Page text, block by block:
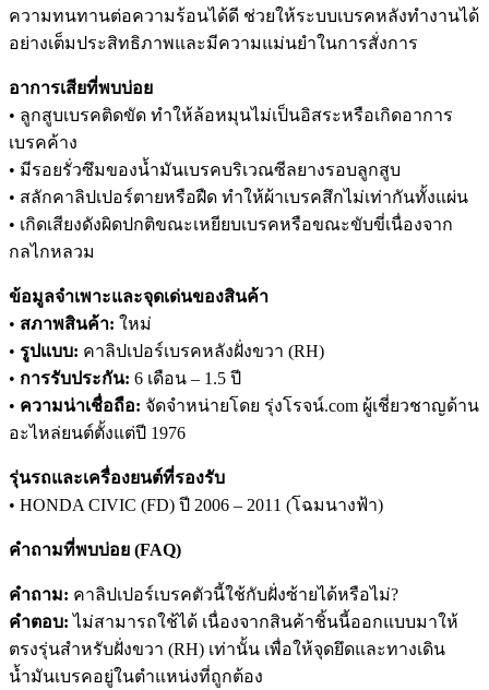
ความทนทานต่อความร้อนได้ดี ช่วยให้ระบบเบรคหลังทำงานได้
อย่างเต็มประสิทธิภาพและมีความแม่นยำในการสั่งการ
อาการเสียที่พบบ่อย
• ลูกสูบเบรคติดขัด ทำให้ล้อหมุนไม่เป็นอิสระหรือเกิดอาการ
เบรคค้าง
• มีรอยรั่วซึมของน้ำมันเบรคบริเวณซีลยางรอบลูกสูบ
• สลักคาลิปเปอร์ตายหรือฝืด ทำให้ผ้าเบรคสึกไม่เท่ากันทั้งแผ่น
• เกิดเสียงดังผิดปกติขณะเหยียบเบรคหรือขณะขับขี่เนื่องจาก
กลไกหลวม
ข้อมูลจำเพาะและจุดเด่นของสินค้า
• สภาพสินค้า: ใหม่
• รูปแบบ: คาลิปเปอร์เบรคหลังฝั่งขวา (RH)
• การรับประกัน: 6 เดือน – 1.5 ปี
• ความน่าเชื่อถือ: จัดจำหน่ายโดย รุ่งโรจน์.com ผู้เชี่ยวชาญด้าน
อะไหล่ยนต์ตั้งแต่ปี 1976
รุ่นรถและเครื่องยนต์ที่รองรับ
• HONDA CIVIC (FD) ปี 2006 – 2011 (โฉมนางฟ้า)
คำถามที่พบบ่อย (FAQ)
คำถาม: คาลิปเปอร์เบรคตัวนี้ใช้กับฝั่งซ้ายได้หรือไม่?
คำตอบ: ไม่สามารถใช้ได้ เนื่องจากสินค้าชิ้นนี้ออกแบบมาให้
ตรงรุ่นสำหรับฝั่งขวา (RH) เท่านั้น เพื่อให้จุดยึดและทางเดิน
น้ำมันเบรคอยู่ในตำแหน่งที่ถูกต้อง